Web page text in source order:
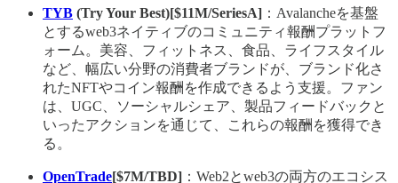
TYB (Try Your Best)[$11M/SeriesA] ：Avalancheを基盤
とするweb3ネイティブのコミュニティ報酬プラットフ
ォーム。美容、フィットネス、食品、ライフスタイル
など、幅広い分野の消費者ブランドが、ブランド化さ
れたNFTやコイン報酬を作成できるよう支援。ファン
は、UGC、ソーシャルシェア、製品フィードバックと
いったアクションを通じて、これらの報酬を獲得でき
る。
OpenTrade[$7M/TBD] ：Web2とweb3の両方のエコシス